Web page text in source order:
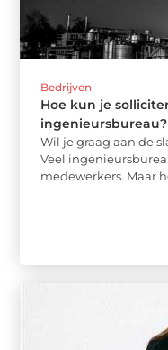
Bedrijven
Hoe kun je
ingenieursbureau?
Wil je graag aan de
Veel
medewerkers. Maar